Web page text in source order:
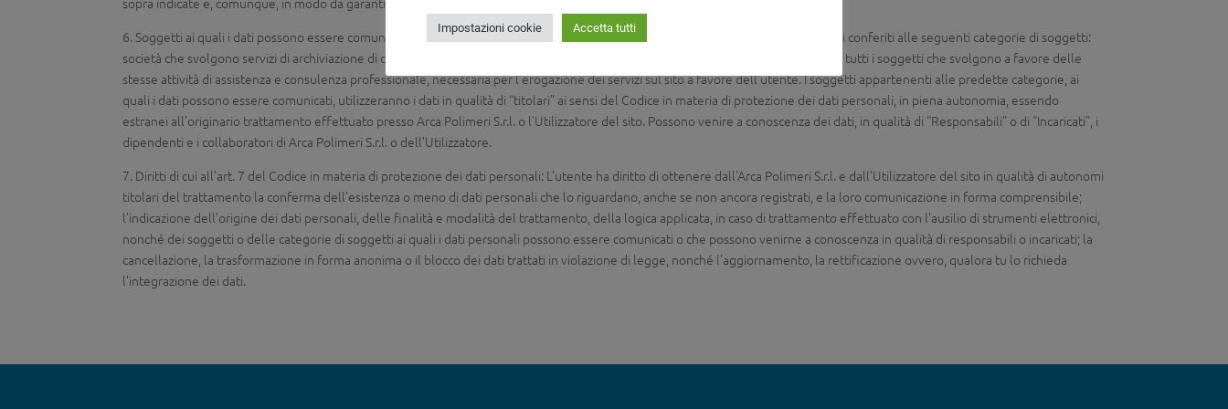
6. Soggetti ai quali i dati possono essere comunicati: Arca Polimeri S.r.l. e l’Utilizzatore del sito potranno comunicare i dati personali conferiti alle seguenti categorie di soggetti:
società che svolgono servizi di archiviazione di documenti; società di revisione contabile e di certificazione di bilancio e in generale tutti i soggetti che svolgono a favore delle
stesse attività di assistenza e consulenza professionale, necessaria per l’erogazione dei servizi sul sito a favore dell’utente. I soggetti appartenenti alle predette categorie, ai
quali i dati possono essere comunicati, utilizzeranno i dati in qualità di “titolari” ai sensi del Codice in materia di protezione dei dati personali, in piena autonomia, essendo
estranei all’originario trattamento effettuato presso Arca Polimeri S.r.l. o l’Utilizzatore del sito. Possono venire a conoscenza dei dati, in qualità di “Responsabili” o di “Incaricati”, i
dipendenti e i collaboratori di Arca Polimeri S.r.l. o dell’Utilizzatore.
7. Diritti di cui all’art. 7 del Codice in materia di protezione dei dati personali: L’utente ha diritto di ottenere dall’Arca Polimeri S.r.l. e dall’Utilizzatore del sito in qualità di autonomi
titolari del trattamento la conferma dell’esistenza o meno di dati personali che lo riguardano, anche se non ancora registrati, e la loro comunicazione in forma comprensibile;
l’indicazione dell’origine dei dati personali, delle finalità e modalità del trattamento, della logica applicata, in caso di trattamento effettuato con l’ausilio di strumenti elettronici,
nonché dei soggetti o delle categorie di soggetti ai quali i dati personali possono essere comunicati o che possono venirne a conoscenza in qualità di responsabili o incaricati; la
cancellazione, la trasformazione in forma anonima o il blocco dei dati trattati in violazione di legge, nonché l’aggiornamento, la rettificazione ovvero, qualora tu lo richieda
l’integrazione dei dati.
Impostazioni cookie Accetta tutti